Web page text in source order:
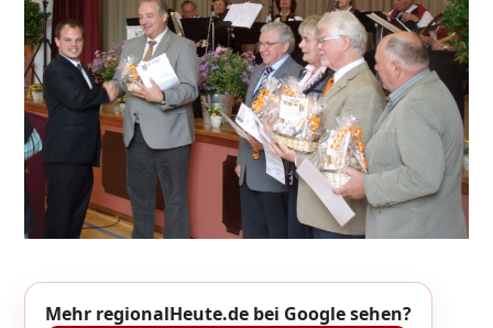
Mehr regionalHeute.de bei Google sehen?